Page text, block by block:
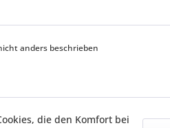
anders beschrieben
die den Komfort bei